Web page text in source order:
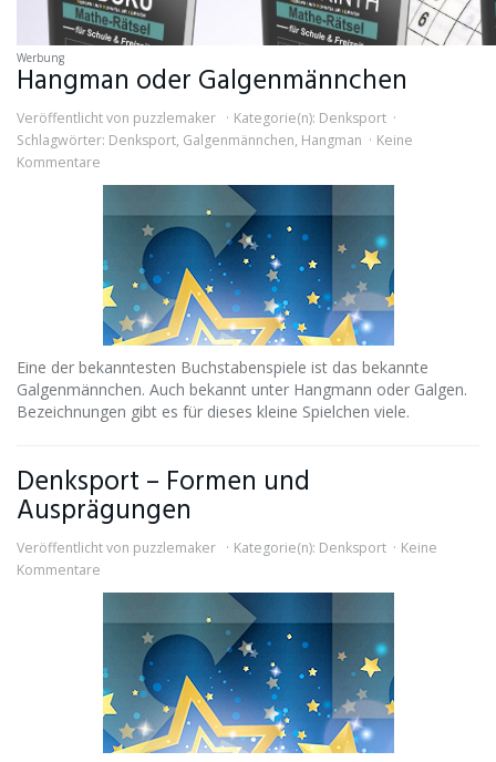
Werbung
Hangman oder Galgenmännchen
Veröffentlicht von puzzlemaker Kategorie(n): Denksport
Schlagwörter: Denksport, Galgenmännchen, Hangman
Keine
Kommentare
Eine der bekanntesten Buchstabenspiele ist das bekannte
Galgenmännchen. Auch bekannt unter Hangmann oder Galgen.
Bezeichnungen gibt es für dieses kleine Spielchen viele.
Denksport – Formen und
Ausprägungen
Veröffentlicht von puzzlemaker Kategorie(n): Denksport
Keine
Kommentare